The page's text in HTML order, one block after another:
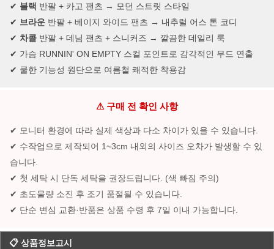
✔ 블랙 반팔 + 카고 팬츠 → 모던 스트릿 스타일
✔ 브라운 반팔 + 베이지 와이드 팬츠 → 내추럴 어스 톤 코디
✔ 차콜 반팔 + 데님 팬츠 + 스니커즈 → 깔끔한 데일리 룩
✔ 가슴 RUNNIN' ON EMPTY 스컬 포인트로 감각적인 무드 연출
✔ 쿨한 기능성 원단으로 여름철 쾌적한 착용감
⚠ 구매 전 확인 사항
✔ 모니터 환경에 따라 실제 색상과 다소 차이가 있을 수 있습니다.
✔ 수작업으로 제작되어 1~3cm 내외의 사이즈 오차가 발생할 수 있
습니다.
✔ 첫 세탁 시 단독 세탁을 권장드립니다. (색 빠짐 주의)
✔ 초도물량 소진 후 조기 품절될 수 있습니다.
✔ 단순 변심 교환·반품은 상품 수령 후 7일 이내 가능합니다.
📋 상품정보고시